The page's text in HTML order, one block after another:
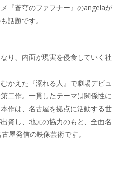
『蒼穹のファフナー』のangelaが
話題です。
り、内面が現実を侵食していく社
かえた『溺れる人』で劇場デビュ
二作。一貫したテーマは関係性に
作は、名古屋を拠点に活動する世
資し、地元の協力のもと、全面名
屋発信の映像芸術です。